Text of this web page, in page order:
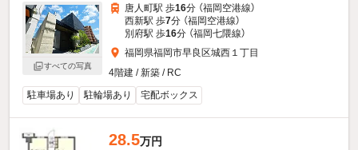
すべての写真
唐人町駅 歩16分 （福岡空港線）
西新駅 歩7分 （福岡空港線）
別府駅 歩16分 （福岡七隈線）
福岡県福岡市早良区城西１丁目
4階建 / 新築 / RC
駐車場あり
駐輪場あり 宅配ボックス
28.5万円